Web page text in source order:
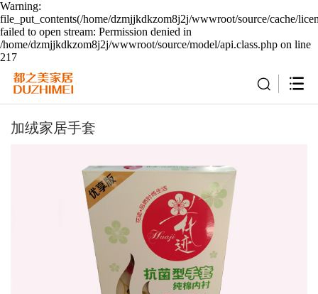
Warning:
file_put_contents(/home/dzmjjkdkzom8j2j/wwwroot/source/cache/
failed to open stream: Permission denied in
/home/dzmjjkdkzom8j2j/wwwroot/source/model/api.class.php on line
217
加绒家居手套